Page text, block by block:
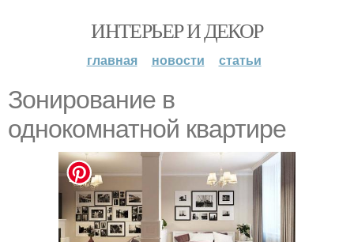
ИНТЕРЬЕР И ДЕКОР
главная новости статьи
Зонирование в
однокомнатной квартире